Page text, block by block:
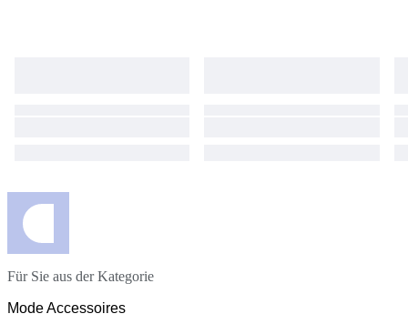
Für Sie aus der Kategorie
Mode Accessoires